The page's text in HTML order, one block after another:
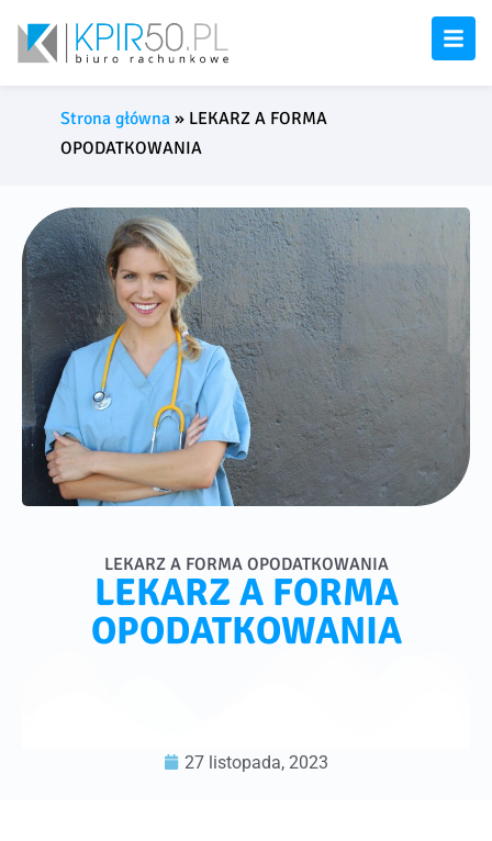
Strona główna » LEKARZ A FORMA
OPODATKOWANIA
LEKARZ A FORMA OPODATKOWANIA
LEKARZ A FORMA
OPODATKOWANIA
27 listopada, 2023